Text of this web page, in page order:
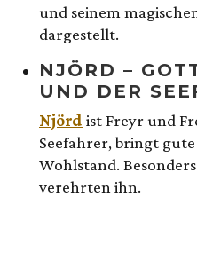
und seinem
dargestellt.
NJÖRD –
UND DER
Njörd ist Freyr und
Seefahrer, bringt
Wohlstand.
verehrten ihn.